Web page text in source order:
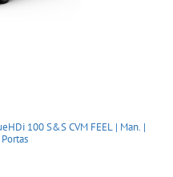
100 S&S CVM FEEL | Man. |